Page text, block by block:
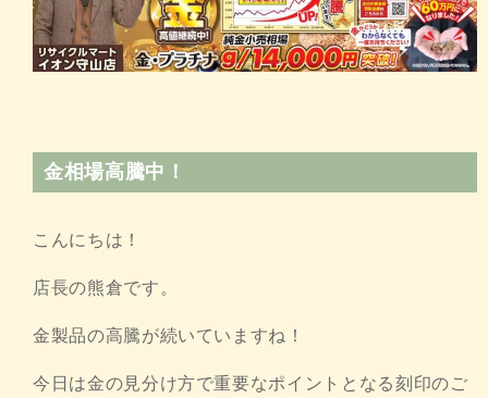
金相場高騰中！
こんにちは！
店長の熊倉です。
金製品の高騰が続いていますね！
今日は金の見分け方で重要なポイントとなる刻印のご